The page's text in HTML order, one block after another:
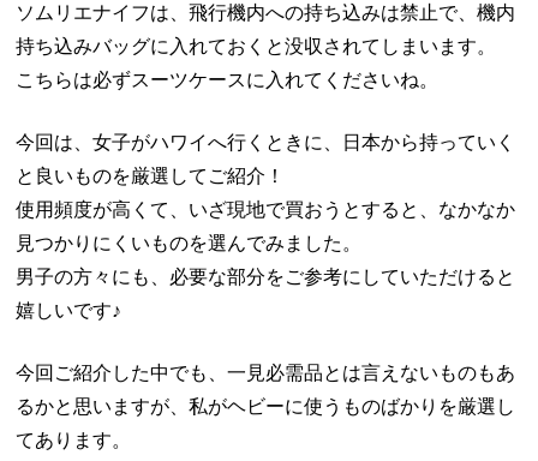
ソムリエナイフは、飛行機内への持ち込みは禁止で、機内
持ち込みバッグに入れておくと没収されてしまいます。
こちらは必ずスーツケースに入れてくださいね。
今回は、女子がハワイへ行くときに、日本から持っていく
と良いものを厳選してご紹介！
使用頻度が高くて、いざ現地で買おうとすると、なかなか
見つかりにくいものを選んでみました。
男子の方々にも、必要な部分をご参考にしていただけると
嬉しいです♪
今回ご紹介した中でも、一見必需品とは言えないものもあ
るかと思いますが、私がヘビーに使うものばかりを厳選し
てあります。